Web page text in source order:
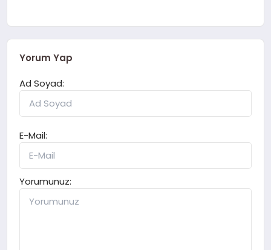
Yorum Yap
Ad Soyad:
E-Mail:
Yorumunuz: